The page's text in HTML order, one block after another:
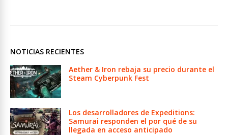
NOTICIAS RECIENTES
Aether & Iron rebaja su precio durante el
Steam Cyberpunk Fest
Los desarrolladores de Expeditions:
Samurai responden el por qué de su
llegada en acceso anticipado